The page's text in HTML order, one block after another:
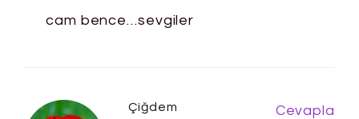
cam bence…sevgiler
Çiğdem Cevapla